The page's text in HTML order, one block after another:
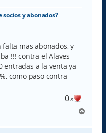
socios y abonados?
falta mas abonados, y
!!! contra el Alaves
entradas a la venta ya
como paso contra
0x
r